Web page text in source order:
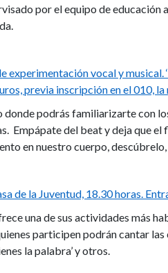
por el equipo de
experimentación vocal y musical.
previa inscripción en el 010,
donde podrás familiarizarte con
Empápate del beat y deja que el
en nuestro cuerpo,
de la Juventud, 18.30 horas.
una de sus actividades más
participen podrán cantar las
la palabra’ y otros.